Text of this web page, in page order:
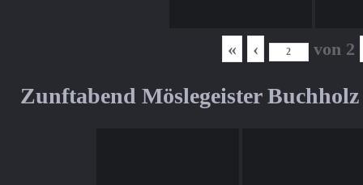
« ‹ von 2
Zunftabend Möslegeister Buchholz